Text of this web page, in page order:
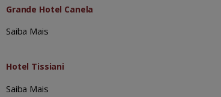
Grande Hotel Canela
Saiba Mais
Hotel Tissiani
Saiba Mais